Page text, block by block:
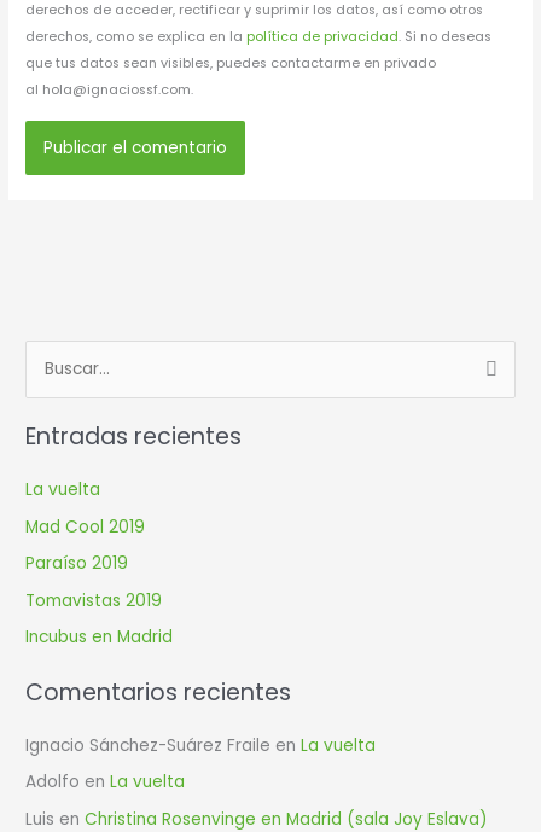
derechos de acceder, rectificar y suprimir los datos, así como otros
derechos, como se explica en la política de privacidad. Si no deseas
que tus datos sean visibles, puedes contactarme en privado
al hola@ignaciossf.com.
u
s
a
r
p
o
r
Entradas recientes
La vuelta
Mad Cool 2019
Paraíso 2019
Tomavistas 2019
Incubus en Madrid
Comentarios recientes
Ignacio Sánchez-Suárez Fraile enLa vuelta
Adolfo enLa vuelta
Luis enChristina Rosenvinge en Madrid (sala Joy Eslava)